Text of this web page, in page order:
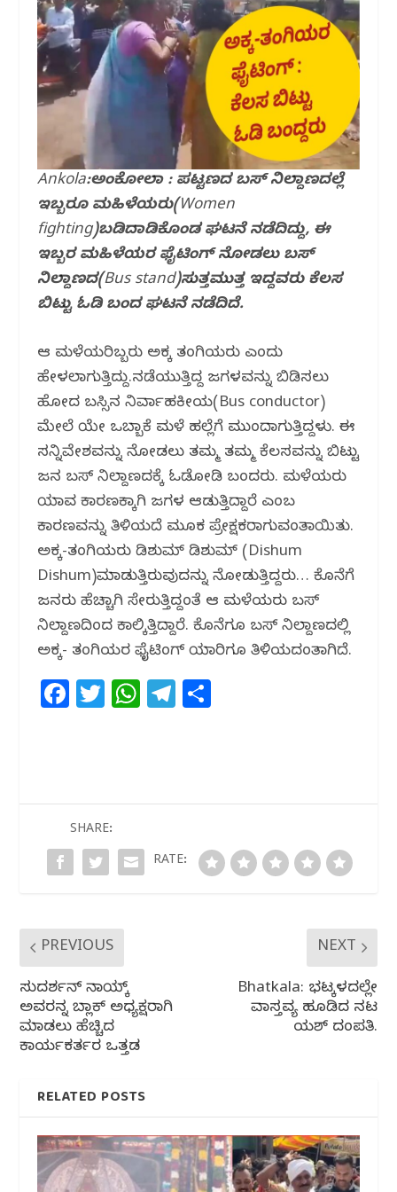
o
o
k
p
p
m
Ankola:ಅಂಕೋಲಾ : ಪಟ್ಟಣದ ಬಸ್ ನಿಲ್ದಾಣದಲ್ಲೆ
ಇಬ್ಬರೂ ಮಹಿಳೆಯರು(Women
fighting)ಬಡಿದಾಡಿಕೊಂಡ ಘಟನೆ ನಡೆದಿದ್ದು, ಈ
ಇಬ್ಬರ ಮಹಿಳೆಯರ ಫೈಟಿಂಗ್ ನೋಡಲು ಬಸ್
ನಿಲ್ದಾಣದ(Bus stand)ಸುತ್ತಮುತ್ತ ಇದ್ದವರು ಕೆಲಸ
ಬಿಟ್ಟು ಓಡಿ ಬಂದ ಘಟನೆ ನಡೆದಿದೆ.
ಆ ಮಹಿಳೆಯರಿಬ್ಬರು ಅಕ್ಕ ತಂಗಿಯರು ಎಂದು
ಹೇಳಲಾಗುತ್ತಿದ್ದು.ನಡೆಯುತ್ತಿದ್ದ ಜಗಳವನ್ನು ಬಿಡಿಸಲು
ಹೋದ ಬಸ್ಸಿನ ನಿರ್ವಾಹಕೀಯ(Bus conductor)
ಮೇಲೆ ಯೇ ಒಬ್ಬಾಕೆ ಮಹಿಳೆ ಹಲ್ಲೆಗೆ ಮುಂದಾಗುತ್ತಿದ್ದಳು. ಈ
ಸನ್ನಿವೇಶವನ್ನು ನೋಡಲು ತಮ್ಮ ತಮ್ಮ ಕೆಲಸವನ್ನು ಬಿಟ್ಟು
ಜನ ಬಸ್ ನಿಲ್ದಾಣದಕ್ಕೆ ಓಡೋಡಿ ಬಂದರು. ಮಹಿಳೆಯರು
ಯಾವ ಕಾರಣಕ್ಕಾಗಿ ಜಗಳ ಆಡುತ್ತಿದ್ದಾರೆ ಎಂಬ
ಕಾರಣವನ್ನು ತಿಳಿಯದೆ ಮೂಕ ಪ್ರೇಕ್ಷಕರಾಗುವಂತಾಯಿತು.
ಅಕ್ಕ-ತಂಗಿಯರು ಡಿಶುಮ್ ಡಿಶುಮ್ (Dishum
Dishum)ಮಾಡುತ್ತಿರುವುದನ್ನು ನೋಡುತ್ತಿದ್ದರು… ಕೊನೆಗೆ
ಜನರು ಹೆಚ್ಚಾಗಿ ಸೇರುತ್ತಿದ್ದಂತೆ ಆ ಮಹಿಳೆಯರು ಬಸ್
ನಿಲ್ದಾಣದಿಂದ ಕಾಲ್ಕಿತ್ತಿದ್ದಾರೆ. ಕೊನೆಗೂ ಬಸ್ ನಿಲ್ದಾಣದಲ್ಲಿ
ಅಕ್ಕ- ತಂಗಿಯರ ಫೈಟಿಂಗ್ ಯಾರಿಗೂ ತಿಳಿಯದಂತಾಗಿದೆ.
F
b
o
T
r
W
A
p
T
ra
SHARE:
RATE:
PREVIOUS
ಸುದರ್ಶನ್ ನಾಯ್ಕ್
ಅವರನ್ನ ಬ್ಲಾಕ್ ಅಧ್ಯಕ್ಷರಾಗಿ
ಮಾಡಲು ಹೆಚ್ಚಿದ
ಕಾರ್ಯಕರ್ತರ ಒತ್ತಡ
NEXT
Bhatkala: ಭಟ್ಕಳದಲ್ಲೇ
ವಾಸ್ತವ್ಯ ಹೂಡಿದ ನಟ
ಯಶ್ ದಂಪತಿ.
RELATED POSTS